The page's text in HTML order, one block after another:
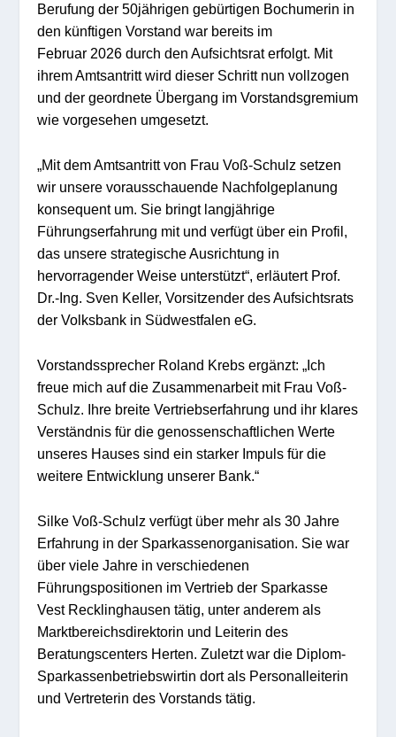
Berufung der 50jährigen gebürtigen Bochumerin in
den künftigen Vorstand war bereits im
Februar 2026 durch den Aufsichtsrat erfolgt. Mit
ihrem Amtsantritt wird dieser Schritt nun vollzogen
und der geordnete Übergang im Vorstandsgremium
wie vorgesehen umgesetzt.
„Mit dem Amtsantritt von Frau Voß-Schulz setzen
wir unsere vorausschauende Nachfolgeplanung
konsequent um. Sie bringt langjährige
Führungserfahrung mit und verfügt über ein Profil,
das unsere strategische Ausrichtung in
hervorragender Weise unterstützt“, erläutert Prof.
Dr.-Ing. Sven Keller, Vorsitzender des Aufsichtsrats
der Volksbank in Südwestfalen eG.
Vorstandssprecher Roland Krebs ergänzt: „Ich
freue mich auf die Zusammenarbeit mit Frau Voß-
Schulz. Ihre breite Vertriebserfahrung und ihr klares
Verständnis für die genossenschaftlichen Werte
unseres Hauses sind ein starker Impuls für die
weitere Entwicklung unserer Bank.“
Silke Voß-Schulz verfügt über mehr als 30 Jahre
Erfahrung in der Sparkassenorganisation. Sie war
über viele Jahre in verschiedenen
Führungspositionen im Vertrieb der Sparkasse
Vest Recklinghausen tätig, unter anderem als
Marktbereichsdirektorin und Leiterin des
Beratungscenters Herten. Zuletzt war die Diplom-
Sparkassenbetriebswirtin dort als Personalleiterin
und Vertreterin des Vorstands tätig.